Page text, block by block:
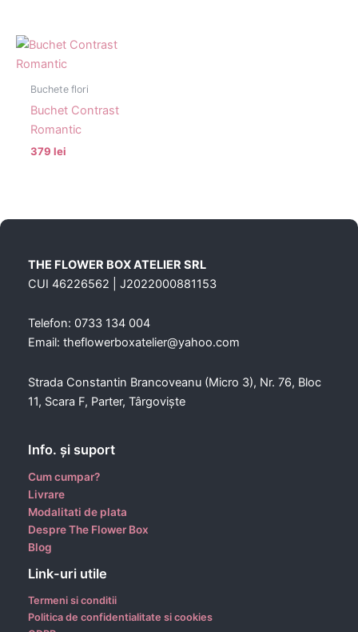
Buchete flori
Buchet Contrast
Romantic
379 lei
THE FLOWER BOX ATELIER SRL
CUI 46226562 | J2022000881153
Telefon: 0733 134 004
Email: theflowerboxatelier@yahoo.com
Strada Constantin Brancoveanu (Micro 3), Nr. 76, Bloc
11, Scara F, Parter, Târgoviște
Info. şi suport
Cum cumpar?
Livrare
Modalitati de plata
Despre The Flower Box
Blog
Link-uri utile
Termeni si conditii
Politica de confidentialitate si cookies